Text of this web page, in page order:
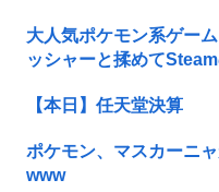
大人気ポケモン系ゲー
ッシャーと揉めて
【本日】任天堂決算
ポケモン、マスカーニ
www